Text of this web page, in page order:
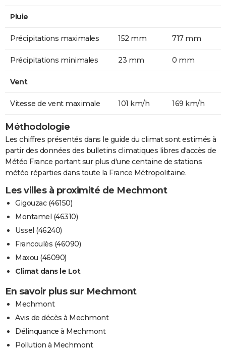
Pluie
Précipitations maximales 152 mm 717 mm
Précipitations minimales 23 mm 0 mm
Vent
Vitesse de vent maximale 101 km/h 169 km/h
Méthodologie
Les chiffres présentés dans le guide du climat sont estimés à
partir des données des bulletins climatiques libres d'accès de
Météo France portant sur plus d'une centaine de stations
météo réparties dans toute la France Métropolitaine.
Les villes à proximité de Mechmont
Gigouzac (46150)
Montamel (46310)
Ussel (46240)
Francoulès (46090)
Maxou (46090)
Climat dans le Lot
En savoir plus sur Mechmont
Mechmont
Avis de décès à Mechmont
Délinquance à Mechmont
Pollution à Mechmont